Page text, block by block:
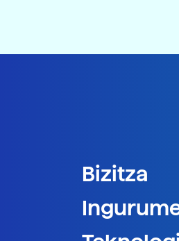
Bizitza